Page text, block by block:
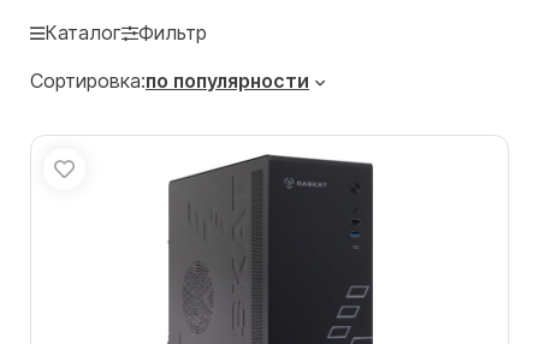
Каталог
Фильтр
Сортировка:по популярности